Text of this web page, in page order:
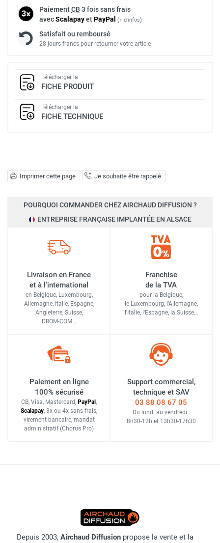
Imprimer cette page Je souhaite être rappelé
PaiementCB 3 fois sans frais
avecScalapayetPayPal (+ d'infos)
Satisfait ou remboursé
28 jours francs pour retourner votre article
Télécharger la
FICHE PRODUIT
Télécharger la
FICHE TECHNIQUE
POURQUOI COMMANDER CHEZ AIRCHAUD DIFFUSION ?
ENTREPRISE FRANÇAISE IMPLANTÉE EN ALSACE
Livraison en France
et à l'international
en Belgique, Luxembourg,
Allemagne, Italie, Espagne,
Angleterre, Suisse,
DROM-COM…
Franchise
de la TVA
pour la Belgique,
le Luxembourg, l'Allemagne,
l'Italie, l'Espagne, la Suisse…
Paiement en ligne
100% sécurisé
CB, Visa, Mastercard, PayPal ,
Scalapay, 3x ou 4x sans frais,
virement bancaire, mandat
administratif (Chorus Pro)
Support commercial,
technique et SAV
03 88 08 67 05
Du lundi au vendredi :
8h30-12h et 13h30-17h30
Depuis 2003, Airchaud Diffusion propose la vente et la